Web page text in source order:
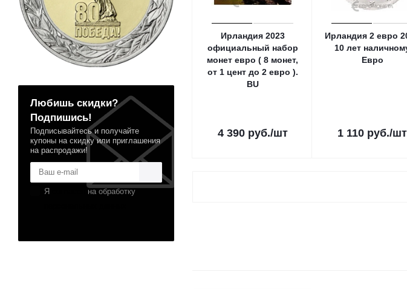
Ирландия 2023
официальный набор
монет евро ( 8 монет,
от 1 цент до 2 евро ).
BU
4 390руб./шт
Ирландия 2 евро
10 лет
Евро
1 110 руб./шт
Любишь скидки?
Подпишись!
Подписывайтесь и получайте
купоны на скидку или приглашения
на распродажи!
Я
на обработку